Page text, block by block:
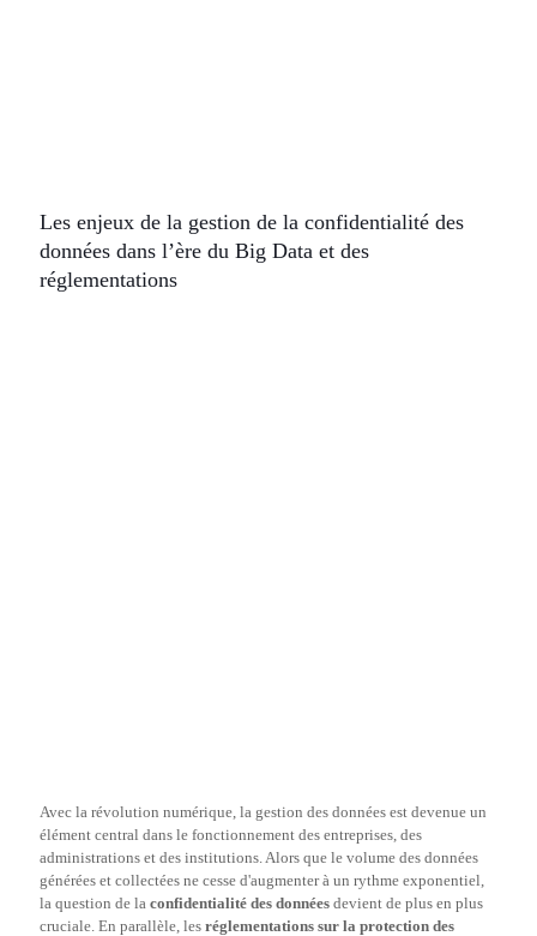
Les enjeux de la gestion de la confidentialité des
données dans l’ère du Big Data et des
réglementations
Avec la révolution numérique, la gestion des données est devenue un
élément central dans le fonctionnement des entreprises, des
administrations et des institutions. Alors que le volume des données
générées et collectées ne cesse d'augmenter à un rythme exponentiel,
la question de la confidentialité des données devient de plus en plus
cruciale. En parallèle, les réglementations sur la protection des